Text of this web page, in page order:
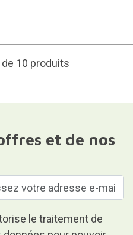
10 produits
et de nos
le traitement de